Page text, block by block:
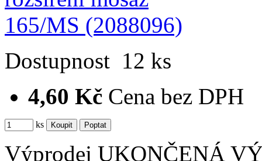
Dostupnost 12 ks
4,60 Kč Cena bez DPH
ks
Výprodej UKONČENÁ